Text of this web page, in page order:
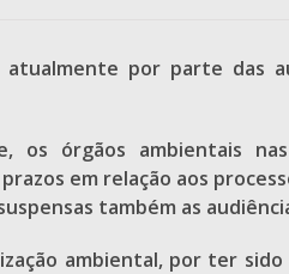
atualmente por parte
órgãos ambientais
em relação aos
também as
ambiental, por ter